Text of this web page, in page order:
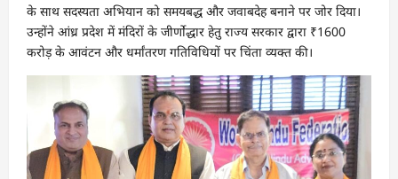
के साथ सदस्यता अभियान को समयबद्ध और जवाबदेह बनाने पर जोर दिया।
उन्होंने आंध्र प्रदेश में मंदिरों के जीर्णोद्धार हेतु राज्य सरकार द्वारा ₹1600
करोड़ के आवंटन और धर्मांतरण गतिविधियों पर चिंता व्यक्त की।